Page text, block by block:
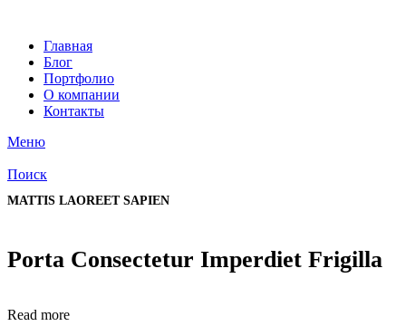
Главная
Блог
Портфолио
О компании
Контакты
Меню
Поиск
MATTIS LAOREET SAPIEN
Porta Consectetur Imperdiet Frigilla
Read more